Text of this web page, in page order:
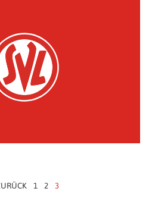
1 2 3